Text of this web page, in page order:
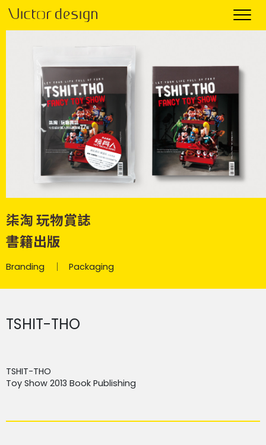
柒淘 玩物賞誌
書籍出版
Branding Packaging
TSHIT-THO
TSHIT-THO
Toy Show 2013 Book Publishing